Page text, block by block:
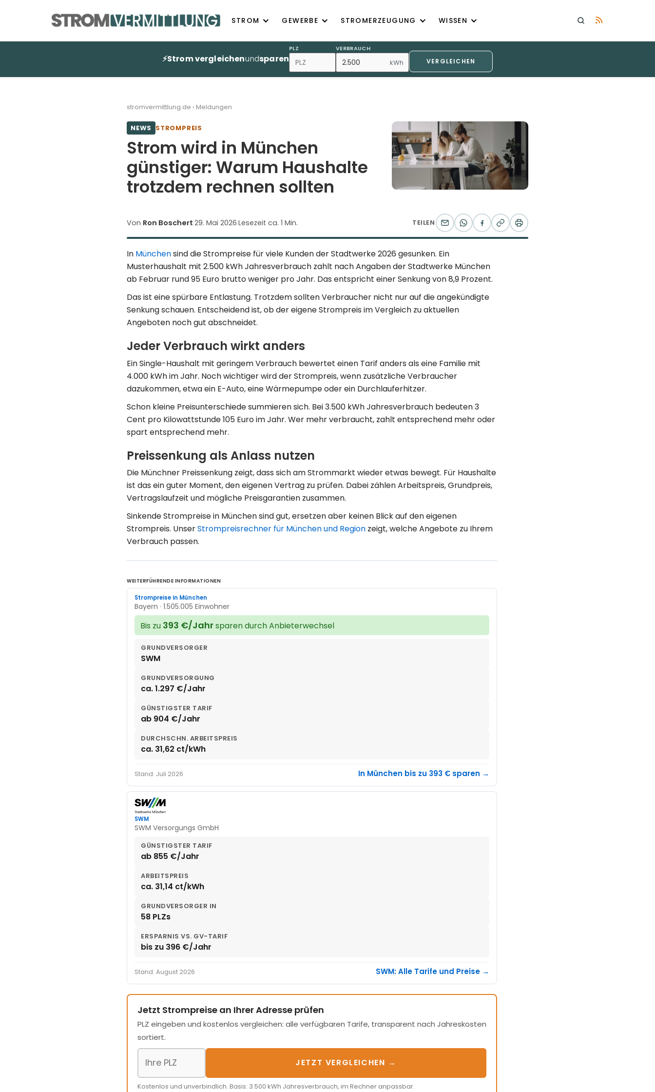
STROM GEWERBE STROMERZEUGUNG WISSEN
⚡Strom vergleichenundsparen
PLZ VERBRAUCH
kWh VERGLEICHEN
stromvermittlung.de › Meldungen
NEWS STROMPREIS
Strom wird in München
günstiger: Warum Haushalte
trotzdem rechnen sollten
Von Ron Boschert·29. Mai 2026·Lesezeit ca. 1 Min. TEILEN
In Münchensind die Strompreise für viele Kunden der Stadtwerke 2026 gesunken. Ein
Musterhaushalt mit 2.500 kWh Jahresverbrauch zahlt nach Angaben der Stadtwerke München
ab Februar rund 95 Euro brutto weniger pro Jahr. Das entspricht einer Senkung von 8,9 Prozent.
Das ist eine spürbare Entlastung. Trotzdem sollten Verbraucher nicht nur auf die angekündigte
Senkung schauen. Entscheidend ist, ob der eigene Strompreis im Vergleich zu aktuellen
Angeboten noch gut abschneidet.
Jeder Verbrauch wirkt anders
Ein Single-Haushalt mit geringem Verbrauch bewertet einen Tarif anders als eine Familie mit
4.000 kWh im Jahr. Noch wichtiger wird der Strompreis, wenn zusätzliche Verbraucher
dazukommen, etwa ein E-Auto, eine Wärmepumpe oder ein Durchlauferhitzer.
Schon kleine Preisunterschiede summieren sich. Bei 3.500 kWh Jahresverbrauch bedeuten 3
Cent pro Kilowattstunde 105 Euro im Jahr. Wer mehr verbraucht, zahlt entsprechend mehr oder
spart entsprechend mehr.
Preissenkung als Anlass nutzen
Die Münchner Preissenkung zeigt, dass sich am Strommarkt wieder etwas bewegt. Für Haushalte
ist das ein guter Moment, den eigenen Vertrag zu prüfen. Dabei zählen Arbeitspreis, Grundpreis,
Vertragslaufzeit und mögliche Preisgarantien zusammen.
Sinkende Strompreise in München sind gut, ersetzen aber keinen Blick auf den eigenen
Strompreis. UnserStrompreisrechner für München und Region zeigt, welche Angebote zu Ihrem
Verbrauch passen.
WEITERFÜHRENDE INFORMATIONEN
Strompreise in München
Bayern · 1.505.005 Einwohner
Bis zu 393 €/Jahrsparen durch Anbieterwechsel
GRUNDVERSORGER
SWM
GRUNDVERSORGUNG
ca. 1.297 €/Jahr
GÜNSTIGSTER TARIF
ab 904 €/Jahr
DURCHSCHN. ARBEITSPREIS
ca. 31,62 ct/kWh
Stand: Juli 2026 In München bis zu 393 € sparen →
SWM
SWM Versorgungs GmbH
GÜNSTIGSTER TARIF
ab 855 €/Jahr
ARBEITSPREIS
ca. 31,14 ct/kWh
GRUNDVERSORGER IN
58 PLZs
ERSPARNIS VS. GV-TARIF
bis zu 396 €/Jahr
Stand: August 2026 SWM: Alle Tarife und Preise →
Jetzt Strompreise an Ihrer Adresse prüfen
PLZ eingeben und kostenlos vergleichen: alle verfügbaren Tarife, transparent nach Jahreskosten
sortiert.
JETZT VERGLEICHEN →
Kostenlos und unverbindlich. Basis: 3.500 kWh Jahresverbrauch, im Rechner anpassbar.